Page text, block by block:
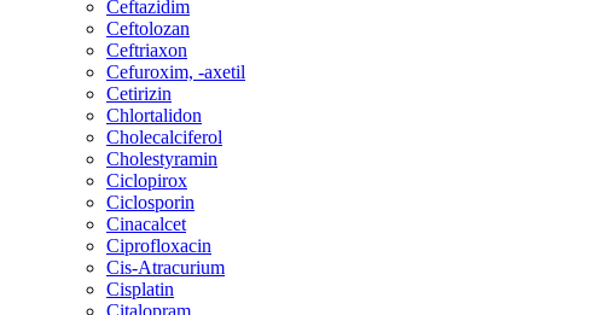
Ceftazidim
Ceftolozan
Ceftriaxon
Cefuroxim, -axetil
Cetirizin
Chlortalidon
Cholecalciferol
Cholestyramin
Ciclopirox
Ciclosporin
Cinacalcet
Ciprofloxacin
Cis-Atracurium
Cisplatin